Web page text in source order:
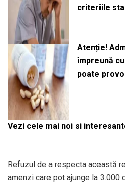
criteriile
Atenție!
împreună
poate
Vezi cele mai noi si
Refuzul de a respecta această
amenzi care pot ajunge la 3.000